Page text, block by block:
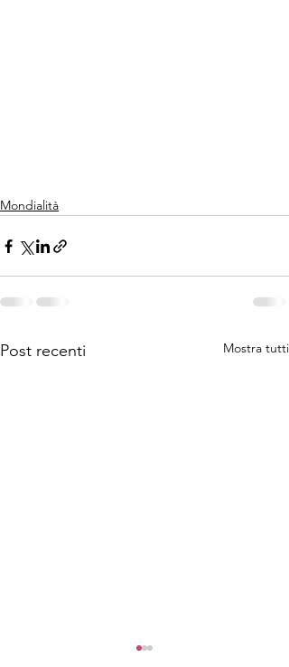
Mondialità
Post recenti Mostra tutti